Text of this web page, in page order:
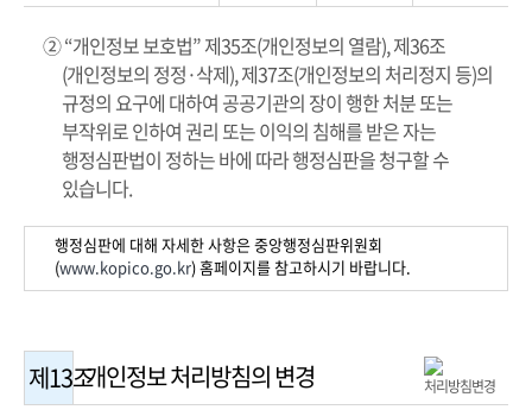
② “개인정보 보호법” 제35조(개인정보의 열람), 제36조
(개인정보의 정정·삭제), 제37조(개인정보의 처리정지 등)의
규정의 요구에 대하여 공공기관의 장이 행한 처분 또는
부작위로 인하여 권리 또는 이익의 침해를 받은 자는
행정심판법이 정하는 바에 따라 행정심판을 청구할 수
있습니다.
행정심판에 대해 자세한 사항은 중앙행정심판위원회
(www.kopico.go.kr) 홈페이지를 참고하시기 바랍니다.
제13조개인정보 처리방침의 변경